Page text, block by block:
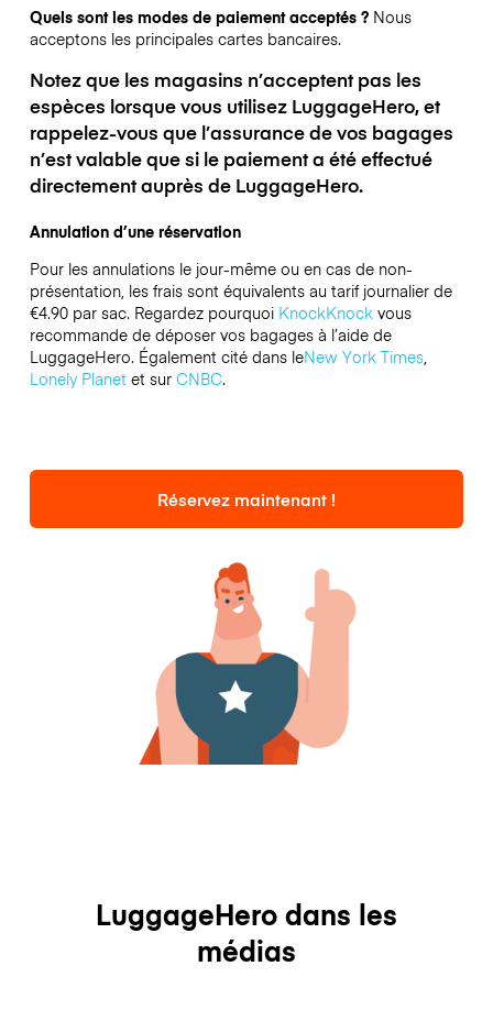
Quels sont les modes de paiement acceptés ? Nous
acceptons les principales cartes bancaires.
Notez que les magasins n’acceptent pas les
espèces lorsque vous utilisez LuggageHero, et
rappelez-vous que l’assurance de vos bagages
n’est valable que si le paiement a été effectué
directement auprès de LuggageHero.
Annulation d’une réservation
Pour les annulations le jour-même ou en cas de non-
présentation, les frais sont équivalents au tarif journalier de
€4.90 par sac. Regardez pourquoi KnockKnockvous
recommande de déposer vos bagages à l’aide de
LuggageHero. Également cité dans leNew York Times,
Lonely Planetet sur CNBC.
Réservez maintenant !
LuggageHero dans les
médias